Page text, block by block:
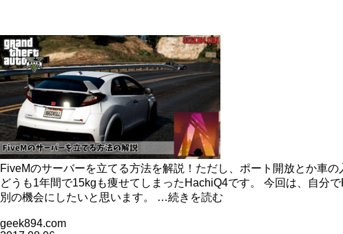
FiveMのサーバーを立てる方法を解説！ただし、ポート開放とか車
どうも1年間で15kgも痩せてしまったHachiQ4です。 今回は、自分
別の機会にしたいと思います。 …続きを読む
geek894.com